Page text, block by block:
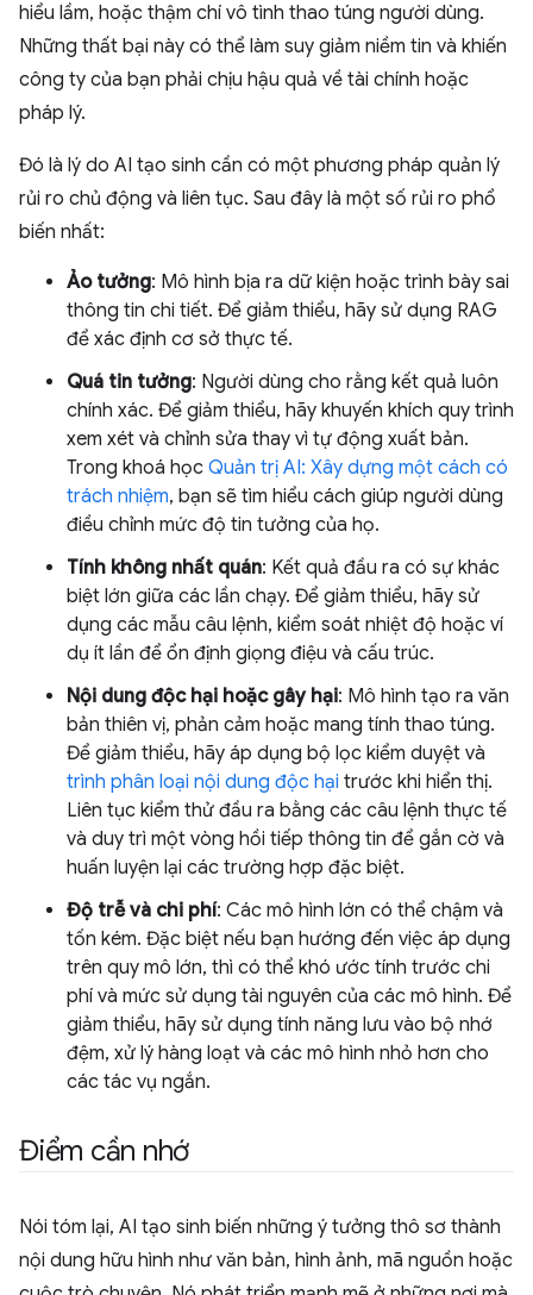
hiểu lầm, hoặc thậm chí vô tình thao túng người dùng.
Những thất bại này có thể làm suy giảm niềm tin và khiến
công ty của bạn phải chịu hậu quả về tài chính hoặc
pháp lý.
Đó là lý do AI tạo sinh cần có một phương pháp quản lý
rủi ro chủ động và liên tục. Sau đây là một số rủi ro phổ
biến nhất:
Ảo tưởng: Mô hình bịa ra dữ kiện hoặc trình bày sai
thông tin chi tiết. Để giảm thiểu, hãy sử dụng RAG
để xác định cơ sở thực tế.
Quá tin tưởng: Người dùng cho rằng kết quả luôn
chính xác. Để giảm thiểu, hãy khuyến khích quy trình
xem xét và chỉnh sửa thay vì tự động xuất bản.
Trong khoá học Quản trị AI: Xây dựng một cách có
trách nhiệm, bạn sẽ tìm hiểu cách giúp người dùng
điều chỉnh mức độ tin tưởng của họ.
Tính không nhất quán: Kết quả đầu ra có sự khác
biệt lớn giữa các lần chạy. Để giảm thiểu, hãy sử
dụng các mẫu câu lệnh, kiểm soát nhiệt độ hoặc ví
dụ ít lần để ổn định giọng điệu và cấu trúc.
Nội dung độc hại hoặc gây hại: Mô hình tạo ra văn
bản thiên vị, phản cảm hoặc mang tính thao túng.
Để giảm thiểu, hãy áp dụng bộ lọc kiểm duyệt và
trình phân loại nội dung độc hại trước khi hiển thị.
Liên tục kiểm thử đầu ra bằng các câu lệnh thực tế
và duy trì một vòng hồi tiếp thông tin để gắn cờ và
huấn luyện lại các trường hợp đặc biệt.
Độ trễ và chi phí: Các mô hình lớn có thể chậm và
tốn kém. Đặc biệt nếu bạn hướng đến việc áp dụng
trên quy mô lớn, thì có thể khó ước tính trước chi
phí và mức sử dụng tài nguyên của các mô hình. Để
giảm thiểu, hãy sử dụng tính năng lưu vào bộ nhớ
đệm, xử lý hàng loạt và các mô hình nhỏ hơn cho
các tác vụ ngắn.
Điểm cần nhớ
Nói tóm lại, AI tạo sinh biến những ý tưởng thô sơ thành
nội dung hữu hình như văn bản, hình ảnh, mã nguồn hoặc